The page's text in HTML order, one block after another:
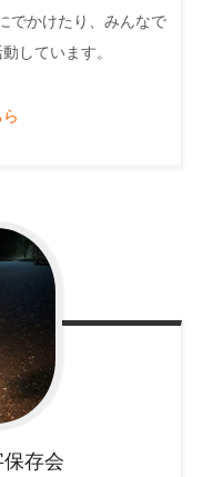
でかけたり、みんなで
しています。
存会